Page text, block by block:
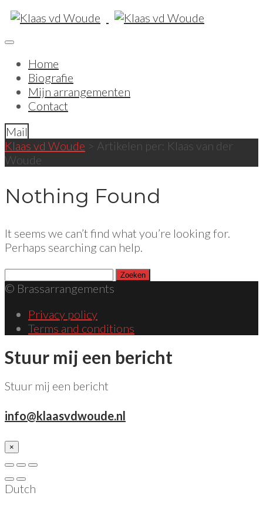
Home
Biografie
Mijn arrangementen
Contact
Mail
Klaas vd Woude > Artikelen per: Klaas van der
Woude
Nothing Found
It seems we can’t find what you’re looking for.
Perhaps searching can help.
Zoeken
naar:
© Brassarrangements
Privacy policy
Terms and conditions
Stuur mij een bericht
Stuur mij een bericht
info@klaasvdwoude.nl
×
Dutch